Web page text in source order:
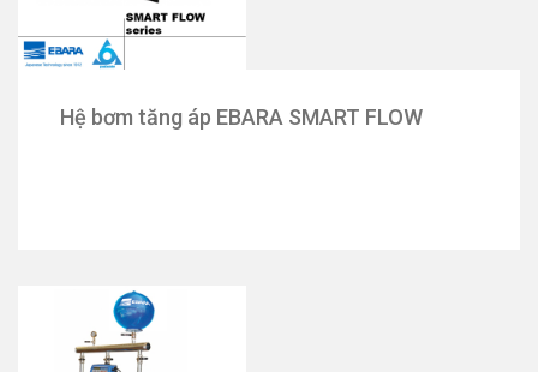
Hệ bơm tăng áp EBARA SMART FLOW